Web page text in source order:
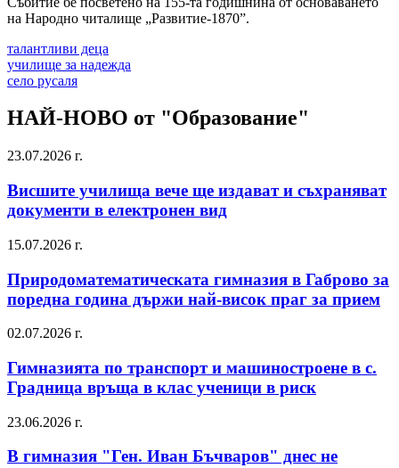
на Народно читалище „Развитие-1870”.
талантливи деца
училище за надежда
село русаля
НАЙ-НОВО от "Образование"
23.07.2026 г.
Висшите училища вече ще издават и съхраняват
документи в електронен вид
15.07.2026 г.
Природоматематическата гимназия в Габрово за
поредна година държи най-висок праг за прием
02.07.2026 г.
Гимназията по транспорт и машиностроене в с.
Градница връща в клас ученици в риск
23.06.2026 г.
В гимназия "Ген. Иван Бъчваров" днес не